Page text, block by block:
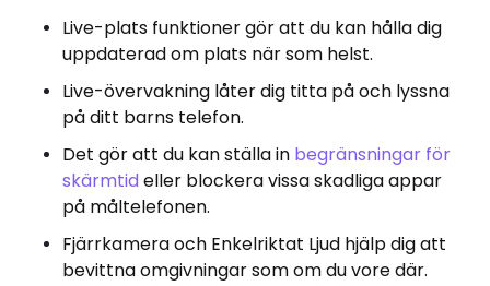
Live-plats funktioner gör att du kan hålla dig
uppdaterad om plats när som helst.
Live-övervakning låter dig titta på och lyssna
på ditt barns telefon.
Det gör att du kan ställa in begränsningar för
skärmtid eller blockera vissa skadliga appar
på måltelefonen.
Fjärrkamera och Enkelriktat Ljud hjälp dig att
bevittna omgivningar som om du vore där.